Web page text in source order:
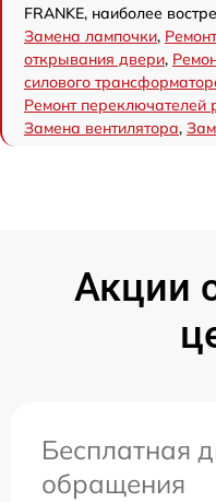
FRANKE, наиболее
Замена лампочки,
открывания двери,
силового
Ремонт переключателей
Замена вентилятора,
Акции
Бесплатная
обращения